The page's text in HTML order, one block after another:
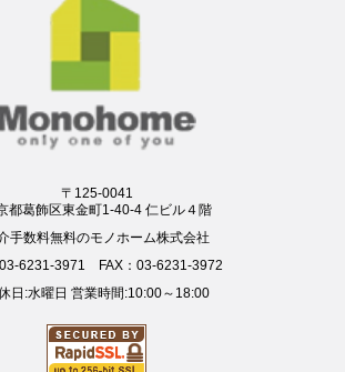
〒125-0041
都葛飾区東金町1-40-4 仁ビル４階
手数料無料のモノホーム株式会社
6231-3971 FAX：03-6231-3972
日:水曜日 営業時間:10:00～18:00